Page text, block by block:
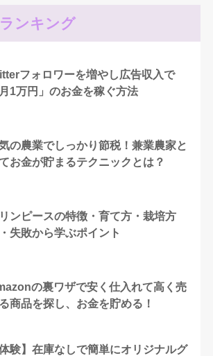
ンキング
フォロワーを増やし広告収入で
月1万円」のお金を稼ぐ方法
の農業でしっかり節税！兼業農家と
お金が貯まるテクニックとは？
ンピースの特徴・育て方・栽培方
失敗から学ぶポイント
の裏ワザで安く仕入れて高く売
商品を探し、お金を貯める！
体験】在庫なしで簡単にオリジナルグ